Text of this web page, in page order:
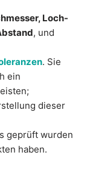
Loch-
, und
. Sie
ein
dieser
geprüft wurden
haben.